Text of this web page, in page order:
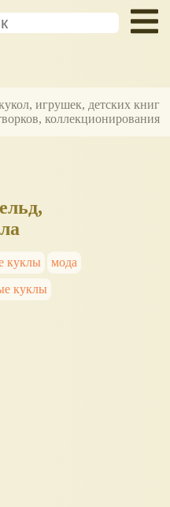
игрушек, детских книг
коллекционирования
куклы
мода
куклы